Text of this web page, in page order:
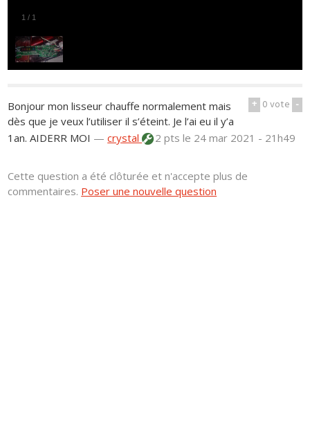
1 / 1
+ 0vote -
Bonjour mon lisseur chauffe normalement mais
dès que je veux l’utiliser il s’éteint. Je l’ai eu il y’a
1an. AIDERR MOI —crystal 2 ptsle 24 mar 2021 - 21h49
Cette question a été clôturée et n'accepte plus de
commentaires. Poser une nouvelle question